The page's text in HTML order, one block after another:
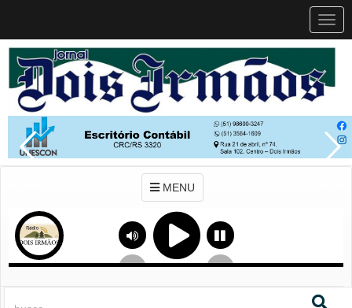
MENU